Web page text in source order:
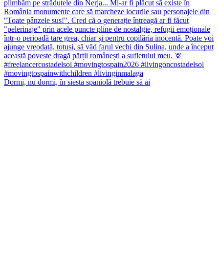
Dormi, nu dormi, în siesta spaniolă trebuie să ai